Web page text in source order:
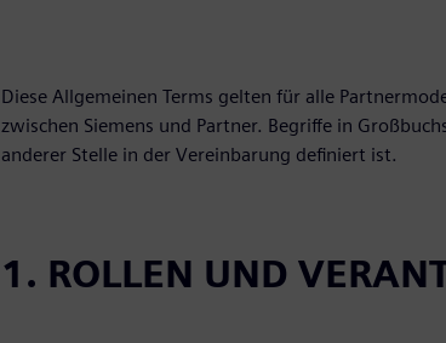
Diese Allgemeinen Terms gelten für alle
zwischen Siemens und Partner. Begriffe in
anderer Stelle in der Vereinbarung definiert ist.
1. ROLLEN UND